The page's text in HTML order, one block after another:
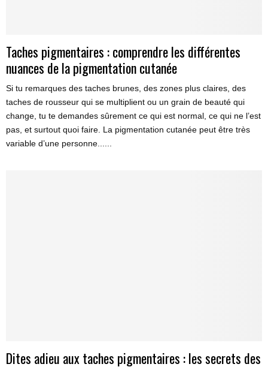
Taches pigmentaires : comprendre les différentes
nuances de la pigmentation cutanée
Si tu remarques des taches brunes, des zones plus claires, des
taches de rousseur qui se multiplient ou un grain de beauté qui
change, tu te demandes sûrement ce qui est normal, ce qui ne l’est
pas, et surtout quoi faire. La pigmentation cutanée peut être très
variable d’une personne......
Dites adieu aux taches pigmentaires : les secrets des